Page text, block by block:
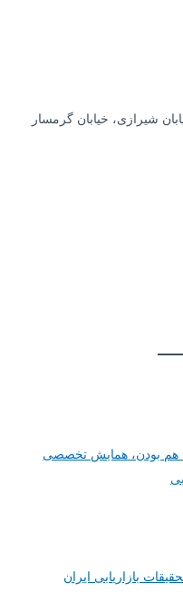
شیرازی، خیابان گرمسار
هم بودن، همایش تخصصی
بازاریابی ایران